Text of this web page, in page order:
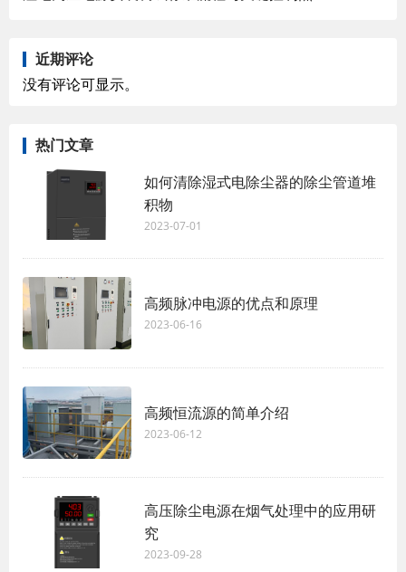
近期评论
没有评论可显示。
热门文章
如何清除湿式电除尘器的除尘管道堆
积物
2023-07-01
高频脉冲电源的优点和原理
2023-06-16
高频恒流源的简单介绍
2023-06-12
高压除尘电源在烟气处理中的应用研
究
2023-09-28